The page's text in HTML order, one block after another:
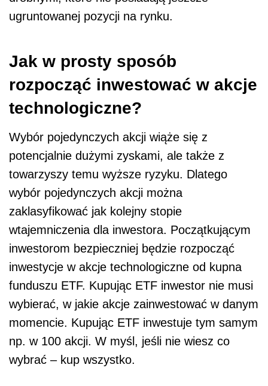
ugruntowanej pozycji na rynku.
Jak w prosty sposób
rozpocząć inwestować w akcje
technologiczne?
Wybór pojedynczych akcji wiąże się z
potencjalnie dużymi zyskami, ale także z
towarzyszy temu wyższe ryzyku. Dlatego
wybór pojedynczych akcji można
zaklasyfikować jak kolejny stopie
wtajemniczenia dla inwestora. Początkującym
inwestorom bezpieczniej będzie rozpocząć
inwestycje w akcje technologiczne od kupna
funduszu ETF. Kupując ETF inwestor nie musi
wybierać, w jakie akcje zainwestować w danym
momencie. Kupując ETF inwestuje tym samym
np. w 100 akcji. W myśl, jeśli nie wiesz co
wybrać – kup wszystko.